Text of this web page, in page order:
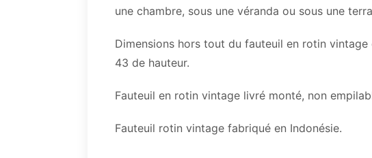
une chambre, sous une véranda ou sous une
Dimensions hors tout du fauteuil en rotin
43 de hauteur.
Fauteuil en rotin vintage livré monté, non
Fauteuil rotin vintage fabriqué en Indonésie.